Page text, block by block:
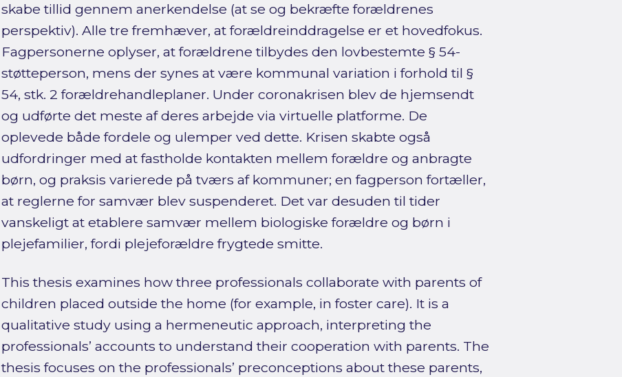
skabe tillid gennem anerkendelse (at se og bekræfte forældrenes
perspektiv). Alle tre fremhæver, at forældreinddragelse er et hovedfokus.
Fagpersonerne oplyser, at forældrene tilbydes den lovbestemte § 54-
støtteperson, mens der synes at være kommunal variation i forhold til §
54, stk. 2 forældrehandleplaner. Under coronakrisen blev de hjemsendt
og udførte det meste af deres arbejde via virtuelle platforme. De
oplevede både fordele og ulemper ved dette. Krisen skabte også
udfordringer med at fastholde kontakten mellem forældre og anbragte
børn, og praksis varierede på tværs af kommuner; en fagperson fortæller,
at reglerne for samvær blev suspenderet. Det var desuden til tider
vanskeligt at etablere samvær mellem biologiske forældre og børn i
plejefamilier, fordi plejeforældre frygtede smitte.
This thesis examines how three professionals collaborate with parents of
children placed outside the home (for example, in foster care). It is a
qualitative study using a hermeneutic approach, interpreting the
professionals’ accounts to understand their cooperation with parents. The
thesis focuses on the professionals’ preconceptions about these parents,